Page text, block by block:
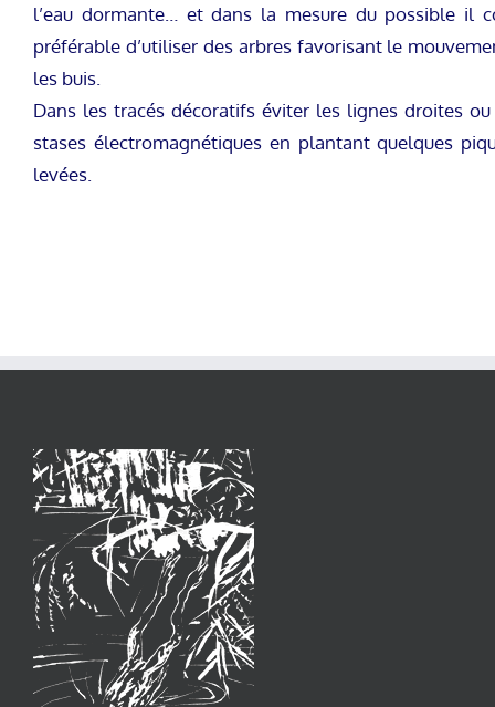
l’eau dormante… et dans la mesure du possible il
préférable d’utiliser des arbres favorisant le
les buis.
Dans les tracés décoratifs éviter les lignes droites
stases électromagnétiques en plantant quelques
levées.